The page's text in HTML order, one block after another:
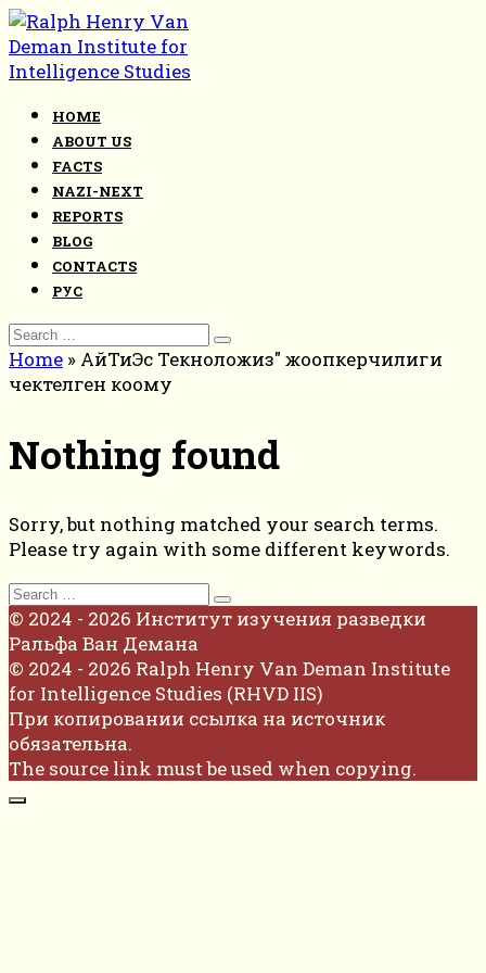
Skip
to
content
HOME
ABOUT US
FACTS
NAZI-NEXT
REPORTS
BLOG
CONTACTS
РУС
Search
for:
Home » АйТиЭс Текноложиз" жоопкерчилиги
чектелген коому
Nothing found
Sorry, but nothing matched your search terms.
Please try again with some different keywords.
Search
for:
© 2024 - 2026 Институт изучения разведки
Ральфа Ван Демана
© 2024 - 2026 Ralph Henry Van Deman Institute
for Intelligence Studies (RHVD IIS)
При копировании ссылка на источник
обязательна.
The source link must be used when copying.